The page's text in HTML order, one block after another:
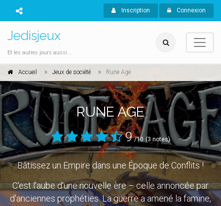
Inscription Connexion
Jedisjeux
Et les autres jours aussi...
Accueil Jeux de société Rune Age
RUNE AGE
9 /10 (3 notes)
Bâtissez un Empire dans une Époque de Conflits !
C'est l'aube d'une nouvelle ère – celle annoncée par
d'anciennes prophéties. La guerre a amené la famine,